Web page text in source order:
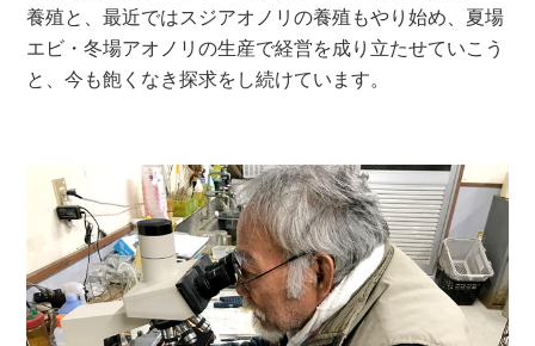
養殖と、最近ではスジアオノリの養殖もやり始め、夏場
エビ・冬場アオノリの生産で経営を成り立たせていこう
と、今も飽くなき探求をし続けています。